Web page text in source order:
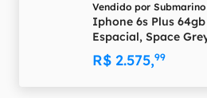
Vendido por Submarino
Iphone 6s Plus
Espacial, Space
Lacrado.
R$ 2.575,99